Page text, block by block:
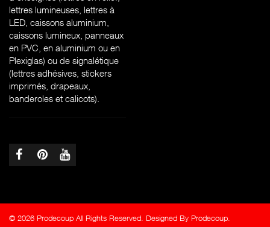
lettres lumineuses, lettres à
LED, caissons aluminium,
caissons lumineux, panneaux
en PVC, en aluminium ou en
Plexiglas) ou de signalétique
(lettres adhésives, stickers
imprimés, drapeaux,
banderoles et calicots).
© 2026 Prodecoup All Rights Reserved. Designed By Prodecoup.